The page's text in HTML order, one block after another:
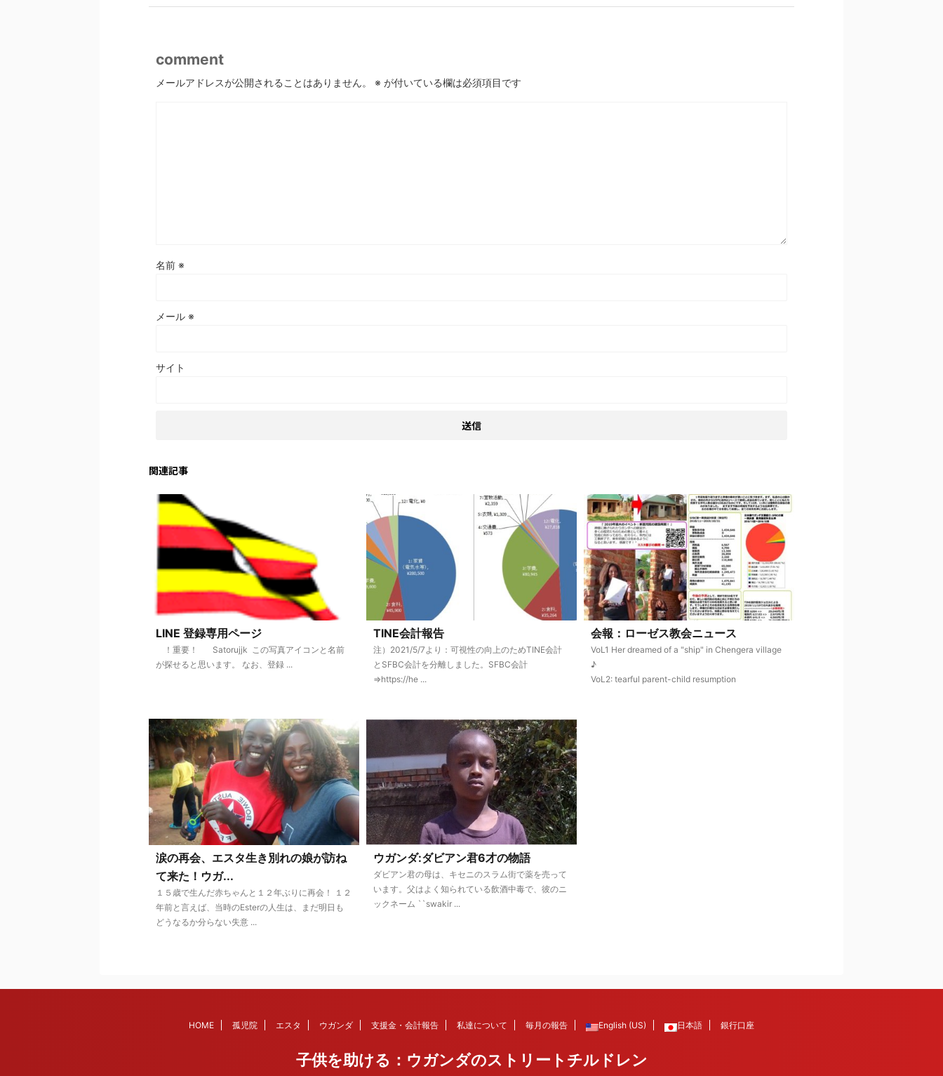
comment
メールアドレスが公開されることはありません。 ※ が付いている欄は必須項目です
名前 ※
メール ※
サイト
関連記事
LINE 登録専用ページ
！重要！ Satorujjk この写真アイコンと名前
が探せると思います。 なお、登録 ...
TINE会計報告
注）2021/5/7より：可視性の向上のためTINE会計
とSFBC会計を分離しました。SFBC会計
⇒https://he ...
会報：ローゼス教会ニュース
VoL1 Her dreamed of a "ship" in Chengera village
♪
VoL2: tearful parent-child resumption
涙の再会、エスタ生き別れの娘が訪ね
て来た！ウガ...
１５歳で生んだ赤ちゃんと１２年ぶりに再会！ １２
年前と言えば、当時のEsterの人生は、まだ明日も
どうなるか分らない失意 ...
ウガンダ:ダビアン君6才の物語
ダビアン君の母は、キセニのスラム街で薬を売って
います。父はよく知られている飲酒中毒で、彼のニ
ックネーム ``swakir ...
HOME 孤児院 エスタ ウガンダ 支援金・会計報告 私達について 毎月の報告 English (US) 日本語 銀行口座
子供を助ける：ウガンダのストリートチルドレン